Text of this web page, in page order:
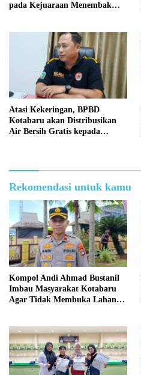
pada Kejuaraan Menembak
Atasi Kekeringan, BPBD
Kotabaru akan Distribusikan
Air Bersih Gratis kepada
Rekomendasi untuk kamu
Kompol Andi Ahmad Bustanil
Imbau Masyarakat Kotabaru
Agar Tidak Membuka Lahan